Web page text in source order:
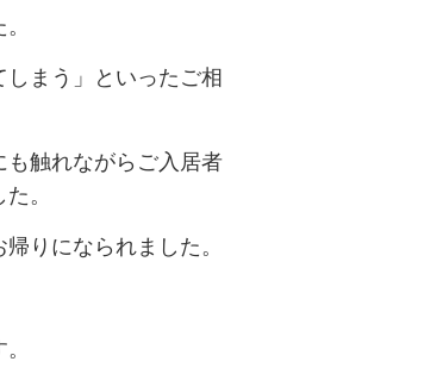
しまう」といったご相
触れながらご入居者
。
りになられました。